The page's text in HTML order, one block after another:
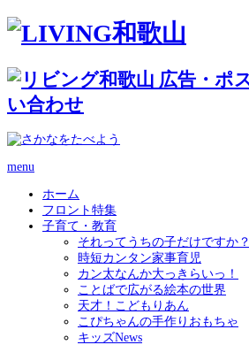
menu
ホーム
フロント特集
子育て・教育
それってうちの子だけですか？
時短カンタン家事育児
カン太なんか大っきらいっ！
ことばで広がる絵本の世界
天才！こどもりあん
こぴちゃんの手作りおもちゃ
キッズNews